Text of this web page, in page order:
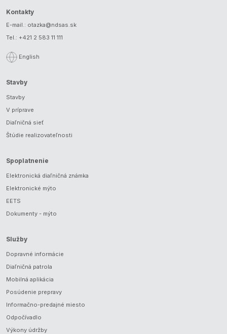
Kontakty
E-mail.: otazka@ndsas.sk
Tel.: +421 2 583 11 111
English
Stavby
Stavby
V príprave
Diaľničná sieť
Štúdie realizovateľnosti
Spoplatnenie
Elektronická diaľničná známka
Elektronické mýto
EETS
Dokumenty - mýto
Služby
Dopravné informácie
Diaľničná patrola
Mobilná aplikácia
Posúdenie prepravy
Informačno-predajné miesto
Odpočívadlo
Výkony údržby